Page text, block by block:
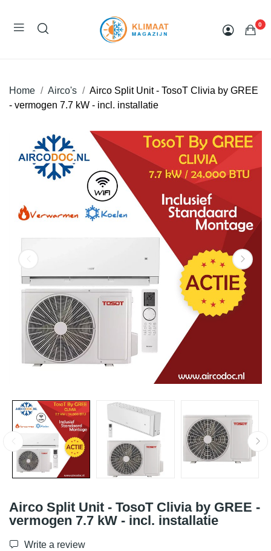
0
Home Airco's
Airco Split Unit - TosoT Clivia by GREE
- vermogen 7.7 kW - incl. installatie
Airco Split Unit - TosoT Clivia by GREE -
vermogen 7.7 kW - incl. installatie
Write a review